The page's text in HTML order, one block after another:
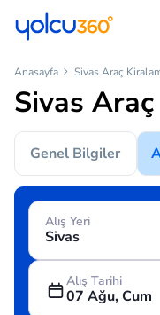
Anasayfa Sivas Araç
Sivas
Genel Bilgiler
Alış Yeri
Alış Tarihi
07 Ağu, Cum